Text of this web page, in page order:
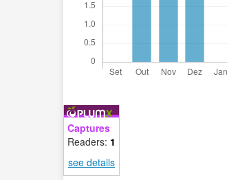
Captures
Readers: 1
see details